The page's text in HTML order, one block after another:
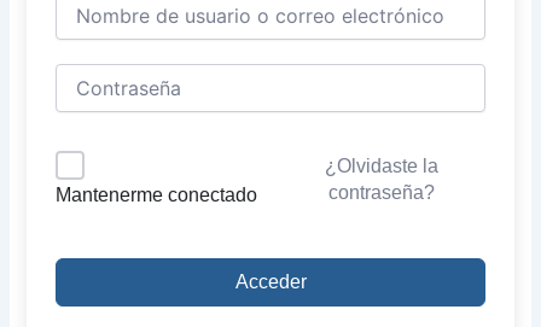
Mantenerme conectado
¿Olvidaste la
contraseña?
Acceder